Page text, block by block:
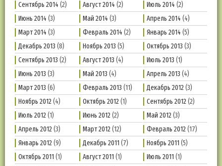
Сентябрь 2014 (2) Август 2014 (2) Июль 2014 (2)
Июнь 2014 (3) Май 2014 (3) Апрель 2014 (4)
Март 2014 (3) Февраль 2014 (2) Январь 2014 (5)
Декабрь 2013 (8) Ноябрь 2013 (5) Октябрь 2013 (3)
Сентябрь 2013 (2) Август 2013 (4) Июль 2013 (1)
Июнь 2013 (3) Май 2013 (4) Апрель 2013 (4)
Март 2013 (6) Февраль 2013 (11) Декабрь 2012(3)
Ноябрь 2012(4) Октябрь 2012(1) Сентябрь 2012(2)
Июль 2012(1) Июнь 2012(2) Май 2012(3)
Апрель 2012(3) Март 2012(12) Февраль 2012(17)
Январь 2012(9) Декабрь 2011 (7) Ноябрь 2011 (5)
Октябрь 2011 (1) Август 2011 (1) Июль 2011 (1)